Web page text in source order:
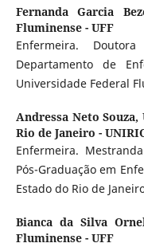
Fernanda Garcia
Fluminense - UFF
Enfermeira.
Departamento de
Universidade Federal
Andressa Neto Souza,
Rio de Janeiro -
Enfermeira.
Pós-Graduação em
Estado do Rio de
Bianca da Silva
Fluminense - UFF